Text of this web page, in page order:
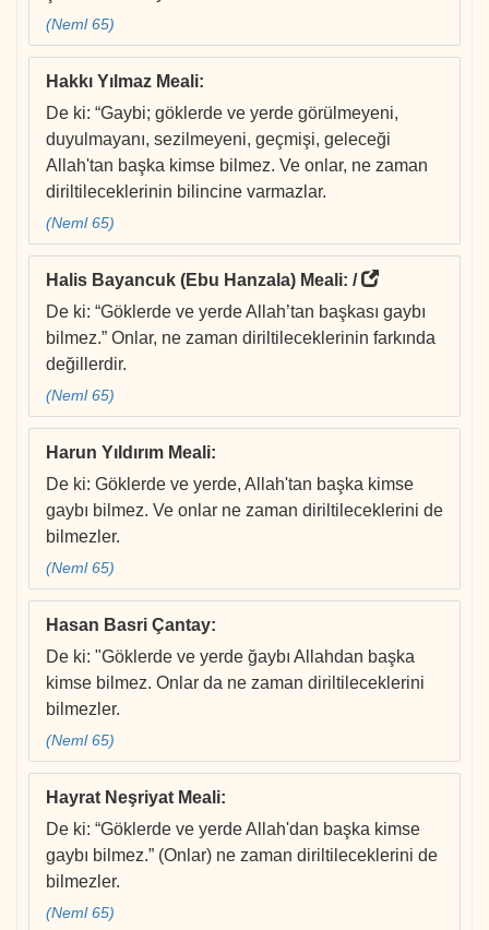
(Neml 65)
Hakkı Yılmaz Meali:
De ki: “Gaybi; göklerde ve yerde görülmeyeni,
duyulmayanı, sezilmeyeni, geçmişi, geleceği
Allah'tan başka kimse bilmez. Ve onlar, ne zaman
diriltileceklerinin bilincine varmazlar.
(Neml 65)
Halis Bayancuk (Ebu Hanzala) Meali: /
De ki: “Göklerde ve yerde Allah’tan başkası gaybı
bilmez.” Onlar, ne zaman diriltileceklerinin farkında
değillerdir.
(Neml 65)
Harun Yıldırım Meali:
De ki: Göklerde ve yerde, Allah'tan başka kimse
gaybı bilmez. Ve onlar ne zaman diriltileceklerini de
bilmezler.
(Neml 65)
Hasan Basri Çantay:
De ki: "Göklerde ve yerde ğaybı Allahdan başka
kimse bilmez. Onlar da ne zaman diriltileceklerini
bilmezler.
(Neml 65)
Hayrat Neşriyat Meali:
De ki: “Göklerde ve yerde Allah'dan başka kimse
gaybı bilmez.” (Onlar) ne zaman diriltileceklerini de
bilmezler.
(Neml 65)